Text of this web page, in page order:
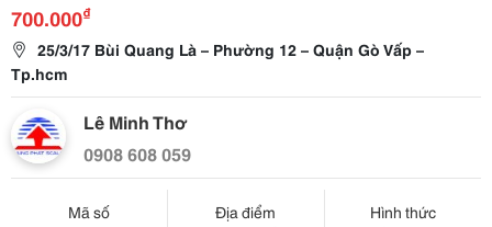
700.000₫
25/3/17 Bùi Quang Là – Phường 12 – Quận Gò Vấp –
Tp.hcm
Lê Minh Thơ
0908 608 059
Mã số
Địa điểm
Hình thức